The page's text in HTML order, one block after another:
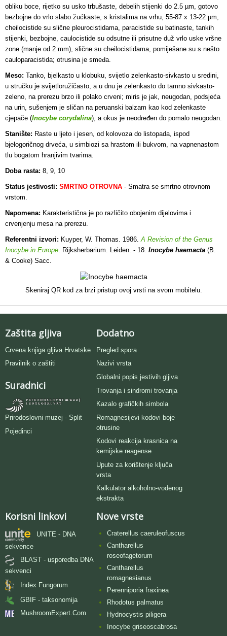
obliku boce, rijetko su usko trbušaste, debelih stijenki do 2.5 µm, gotovo
bezbojne do vrlo slabo žućkaste, s kristalima na vrhu, 55-87 x 13-22 µm,
cheilocistide su slične pleurocistidama, paracistide su batinaste, tankih
stijenki, bezbojne, caulocistide su odsutne ili prisutne duž vrlo uske vršne
zone (manje od 2 mm), slične su cheilocistidama, pomiješane su s nešto
cauloparacistida; otrusina je smeđa.
Meso: Tanko, bjelkasto u klobuku, svijetlo zelenkasto-sivkasto u sredini,
u stručku je svijetloružičasto, a u dnu je zelenkasto do tamno sivkasto-
zeleno, na prerezu brzo ili polako crveni; miris je jak, neugodan, podsjeća
na urin, sušenjem je sličan na peruanski balzam kao kod zelenkaste
cjepače (Inocybe corydalina), a okus je neodređen do pomalo neugodan.
Stanište: Raste u ljeto i jesen, od kolovoza do listopada, ispod
bjelogoričnog drveća, u simbiozi sa hrastom ili bukvom, na vapnenastom
tlu bogatom hranjivim tvarima.
Doba rasta: 8, 9, 10
Status jestivosti: SMRTNO OTROVNA - Smatra se smrtno otrovnom
vrstom.
Napomena: Karakteristična je po različito obojenim dijelovima i
crvenjenju mesa na prerezu.
Referentni izvori: Kuyper, W. Thomas. 1986.A Revision of the Genus
Inocybe in Europe. Rijksherbarium. Leiden. - 18. Inocybe haemacta (B.
& Cooke) Sacc.
Skeniraj QR kod za brzi pristup ovoj vrsti na svom mobitelu.
Zaštita gljiva
Crvena knjiga gljiva Hrvatske
Pravilnik o zaštiti
Suradnici
Prirodoslovni muzej - Split
Pojedinci
Dodatno
Pregled spora
Nazivi vrsta
Globalni popis jestivih gljiva
Trovanja i sindromi trovanja
Kazalo grafičkih simbola
Romagnesijevi kodovi boje
otrusine
Kodovi reakcija krasnica na
kemijske reagense
Upute za korištenje ključa
vrsta
Kalkulator alkoholno-vodenog
ekstrakta
Korisni linkovi
UNITE - DNA
sekvence
BLAST - usporedba DNA
sekvenci
Index Fungorum
GBIF - taksonomija
MushroomExpert.Com
Nove vrste
Craterellus caeruleofuscus
Cantharellus
roseofagetorum
Cantharellus
romagnesianus
Perenniporia fraxinea
Rhodotus palmatus
Hydnocystis piligera
Inocybe griseoscabrosa